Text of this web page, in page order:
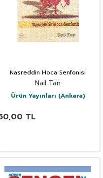
Nasreddin Hoca Senfonisi
Nail Tan
Ürün Yayınları (Ankara)
TL